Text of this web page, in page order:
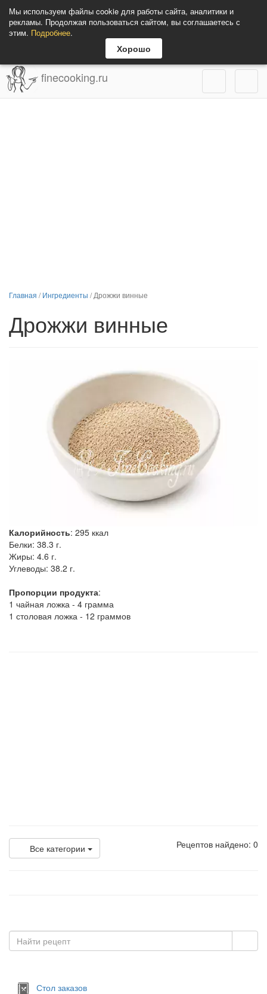
Мы используем файлы cookie для работы сайта, аналитики и
рекламы. Продолжая пользоваться сайтом, вы соглашаетесь с
этим. Подробнее.
Хорошо
finecooking.ru
Главная /Ингредиенты /Дрожжи винные
Дрожжи винные
Калорийность: 295 ккал
Белки: 38.3 г.
Жиры: 4.6 г.
Углеводы: 38.2 г.
Пропорции продукта:
1 чайная ложка - 4 грамма
1 столовая ложка - 12 граммов
Все категории Рецептов найдено: 0
Стол заказов